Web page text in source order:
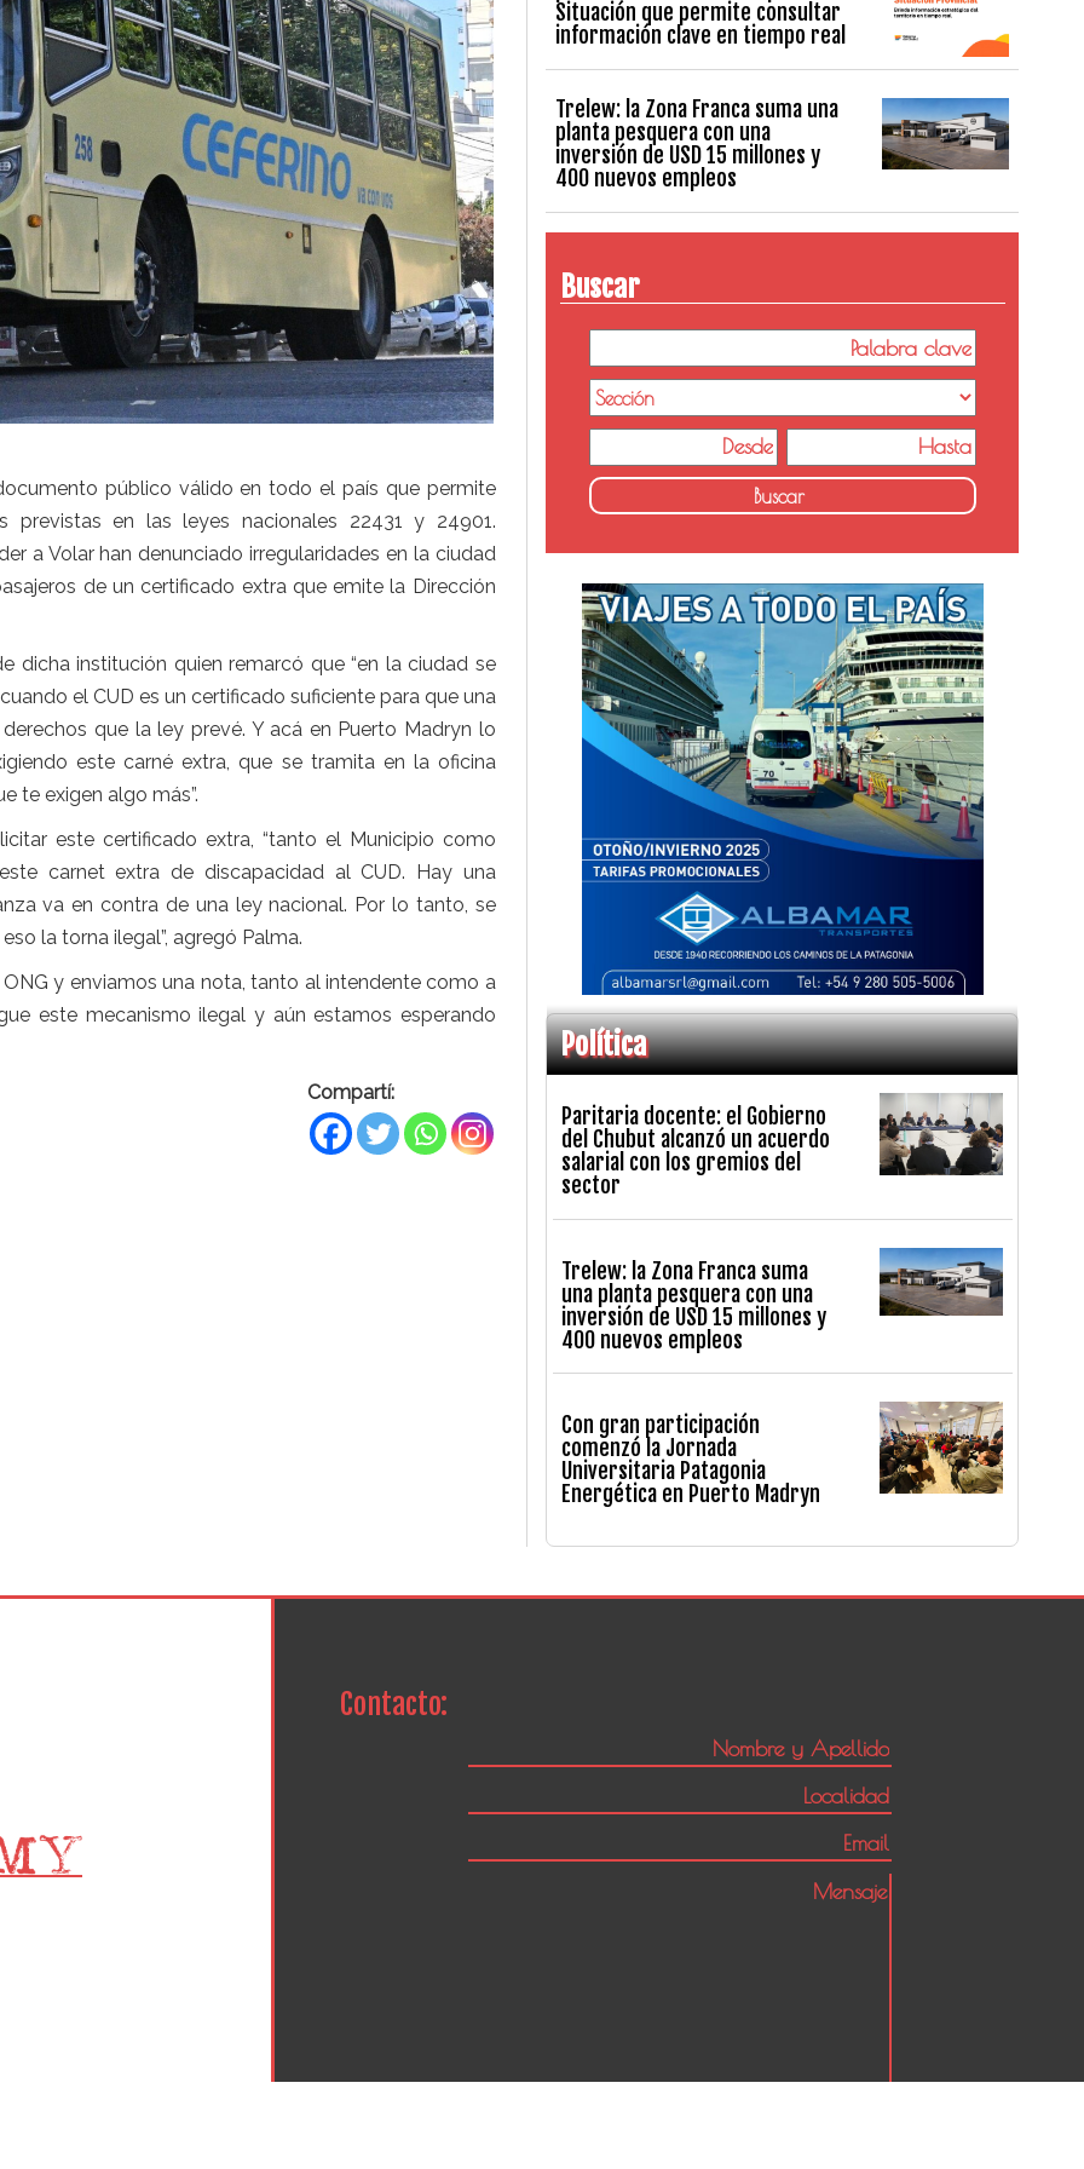
público válido en todo el país que permite
en las leyes nacionales 22431 y 24901.
a Volar han denunciado irregularidades en la ciudad
de un certificado extra que emite la Dirección
dicha institución quien remarcó que “en la ciudad se
el CUD es un certificado suficiente para que una
que la ley prevé. Y acá en Puerto Madryn lo
este carné extra, que se tramita en la oficina
te exigen algo más”.
este certificado extra, “tanto el Municipio como
carnet extra de discapacidad al CUD. Hay una
va en contra de una ley nacional. Por lo tanto, se
la torna ilegal”, agregó Palma.
y enviamos una nota, tanto al intendente como a
este mecanismo ilegal y aún estamos esperando
Compartí:
Situación que permite consultar
información clave en tiempo real
Trelew: la Zona Franca suma una
planta pesquera con una
inversión de USD 15 millones y
400 nuevos empleos
Buscar
Política
Paritaria docente: el Gobierno
del Chubut alcanzó un acuerdo
salarial con los gremios del
sector
Trelew: la Zona Franca suma
una planta pesquera con una
inversión de USD 15 millones y
400 nuevos empleos
Con gran participación
comenzó la Jornada
Universitaria Patagonia
Energética en Puerto Madryn
Contacto: